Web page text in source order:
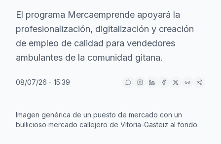
El programa Mercaemprende apoyará la
profesionalización, digitalización y creación
de empleo de calidad para vendedores
ambulantes de la comunidad gitana.
08/07/26 - 15:39
Imagen genérica de un puesto de mercado con un
bullicioso mercado callejero de Vitoria-Gasteiz al fondo.